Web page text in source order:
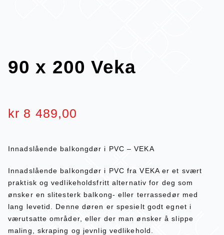
90 x 200 Veka
kr 8 489,00
Innadslående balkongdør i PVC – VEKA
Innadslående balkongdør i PVC fra VEKA er et svært
praktisk og vedlikeholdsfritt alternativ for deg som
ønsker en slitesterk balkong- eller terrassedør med
lang levetid. Denne døren er spesielt godt egnet i
værutsatte områder, eller der man ønsker å slippe
maling, skraping og jevnlig vedlikehold.